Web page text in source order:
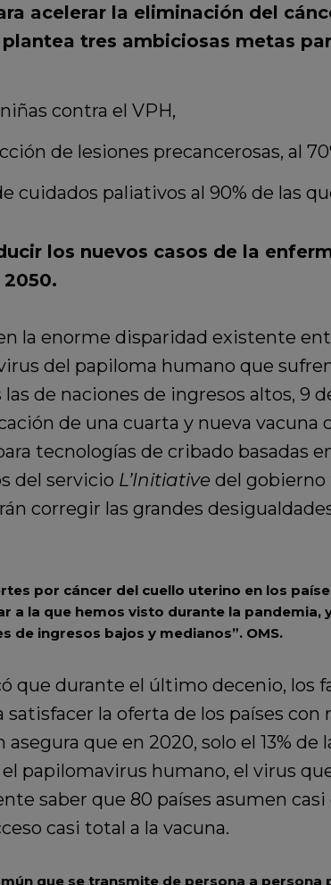
acelerar la eliminación del
tres ambiciosas metas
contra el VPH,
de lesiones precancerosas, al
cuidados paliativos al 90% de las
los nuevos casos de la
la enorme disparidad existente
del papiloma humano que
de naciones de ingresos altos, 9
de una cuarta y nueva vacuna
tecnologías de cribado basadas
del servicio L’Initiativedel gobierno
corregir las grandes
por cáncer del cuello uterino en los
a la que hemos visto durante la pandemia,
de ingresos bajos y medianos”.OMS.
que durante el último decenio, los
la oferta de los países
que en 2020, solo el 13%
papilomavirus humano, el virus
saber que 80 países asumen
casi total a la vacuna.
que se transmite de persona a